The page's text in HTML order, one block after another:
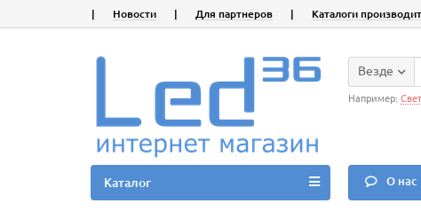
| Новости | Для партнеров | Каталоги
Везде
Например:
О нас
Каталог